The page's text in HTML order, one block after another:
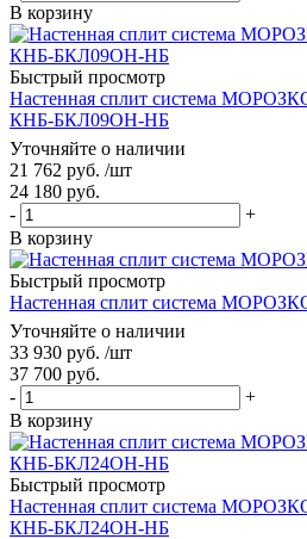
В корзину
Быстрый просмотр
Настенная сплит система
КНБ-БКЛ09ОН-НБ
Уточняйте о наличии
21 762 руб. /шт
24 180 руб.
-
+
В корзину
Быстрый просмотр
Настенная сплит система
Уточняйте о наличии
33 930 руб. /шт
37 700 руб.
-
+
В корзину
Быстрый просмотр
Настенная сплит система
КНБ-БКЛ24ОН-НБ